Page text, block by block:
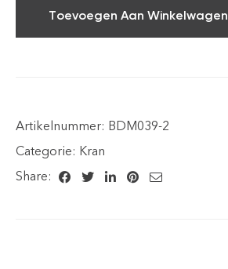
Toevoegen Aan Winkelwagen
Artikelnummer: BDM039-2
Categorie: Kran
Share: